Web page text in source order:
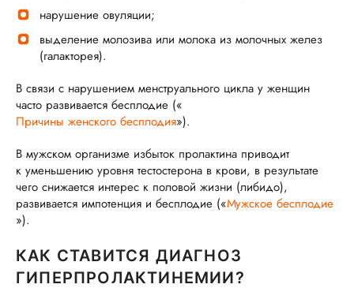
нарушение овуляции;
выделение молозива или молока из молочных желез
(галакторея).
В связи с нарушением менструального цикла у женщин
часто развивается бесплодие («
Причины женского бесплодия»).
В мужском организме избыток пролактина приводит
к уменьшению уровня тестостерона в крови, в результате
чего снижается интерес к половой жизни (либидо),
развивается импотенция и бесплодие («Мужское бесплодие
»).
КАК СТАВИТСЯ ДИАГНОЗ
ГИПЕРПРОЛАКТИНЕМИИ?